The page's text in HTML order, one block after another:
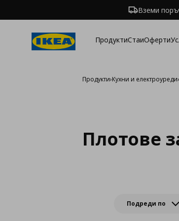
Вземи
ПродуктиСтаиОферти
Продукти›Кухни и електроуреди›
Плотове
Подреди по